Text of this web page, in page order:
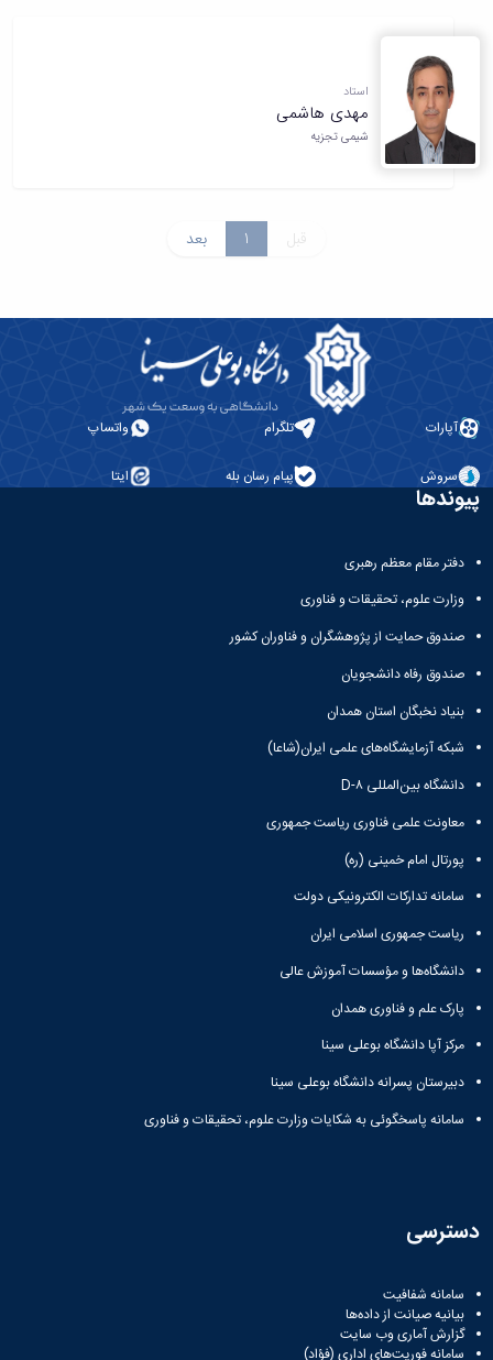
استاد
مهدی هاشمی
شیمی تجزیه
قبل 1 بعد
آپارات تلگرام واتساپ
سروش پیام رسان بله ایتا
پیوندها
دفتر مقام معظم رهبری
وزارت علوم، تحقیقات و فناوری
صندوق حمایت از پژوهشگران و فناوران کشور
صندوق رفاه دانشجویان
بنیاد نخبگان استان همدان
شبکه آزمایشگاه‌های علمی ایران(شاعا)
دانشگاه بین‌المللی D-۸
معاونت علمی فناوری ریاست جمهوری
پورتال امام خمینی (ره)
سامانه تدارکات الکترونیکی دولت
ریاست جمهوری اسلامی ایران
دانشگاه‌ها و مؤسسات آموزش عالی
پارک علم و فناوری همدان
مرکز آپا دانشگاه بوعلی سینا
دبیرستان پسرانه دانشگاه بوعلی سینا
سامانه پاسخگوئی به شکایات وزارت علوم، تحقیقات و فناوری
دسترسی
سامانه شفافیت
بیانیه صیانت از داده‌ها
گزارش آماری وب‌ سایت
سامانه فوریت‌های اداری (فؤاد)